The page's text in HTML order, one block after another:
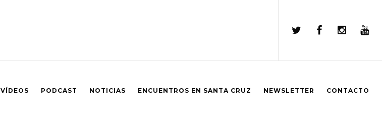
VÍDEOS PODCAST NOTICIAS ENCUENTROS EN SANTA CRUZ NEWSLETTER CONTACTO